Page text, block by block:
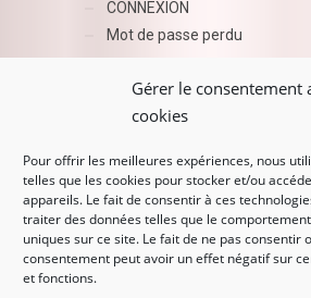
Gérer le consentement
cookies
Pour offrir les meilleures expériences, nous
telles que les cookies pour stocker et/ou
appareils. Le fait de consentir à ces
traiter des données telles que le
uniques sur ce site. Le fait de ne pas consentir
consentement peut avoir un effet négatif sur
et fonctions.
CONNEXION
Mot de passe perdu
AZUR BEAUTY